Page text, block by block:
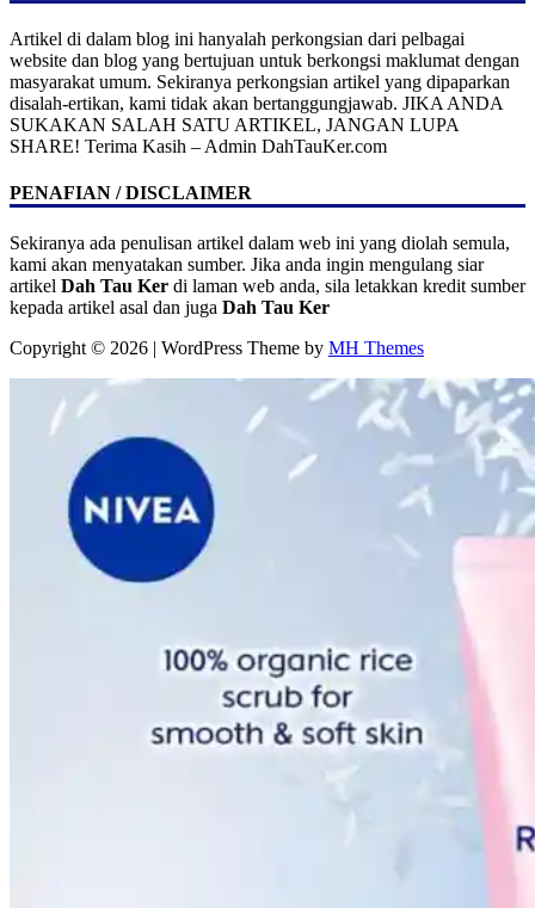
Artikel di dalam blog ini hanyalah perkongsian dari pelbagai
website dan blog yang bertujuan untuk berkongsi maklumat dengan
masyarakat umum. Sekiranya perkongsian artikel yang dipaparkan
disalah-ertikan, kami tidak akan bertanggungjawab. JIKA ANDA
SUKAKAN SALAH SATU ARTIKEL, JANGAN LUPA
SHARE! Terima Kasih – Admin DahTauKer.com
PENAFIAN / DISCLAIMER
Sekiranya ada penulisan artikel dalam web ini yang diolah semula,
kami akan menyatakan sumber. Jika anda ingin mengulang siar
artikel Dah Tau Ker di laman web anda, sila letakkan kredit sumber
kepada artikel asal dan juga Dah Tau Ker
Copyright © 2026 | WordPress Theme by MH Themes